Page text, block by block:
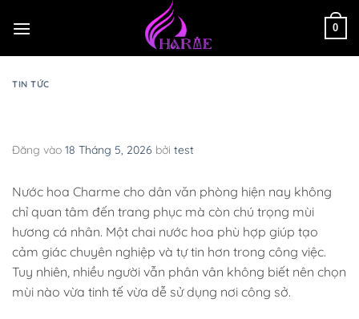
qua
0
TIN TỨC
Đăng vào 18 Tháng 5, 2026 bởi test
Nước hoa Charme cho dân văn phòng hiện nay không
chỉ quan tâm đến trang phục mà còn chú trọng mùi
hương cá nhân. Một chai nước hoa phù hợp giúp tạo
cảm giác chuyên nghiệp và tự tin hơn trong công việc.
Tuy nhiên, nhiều người vẫn phân vân không biết nên chọn
mùi nào vừa tinh tế vừa dễ sử dụng nơi công sở.